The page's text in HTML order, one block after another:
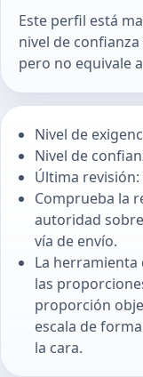
Este perfil está
nivel de
pero no equivale
Nivel de
Nivel de
Última revisión:
Comprueba la
autoridad
vía de envío.
La
las
proporción
escala de
la cara.